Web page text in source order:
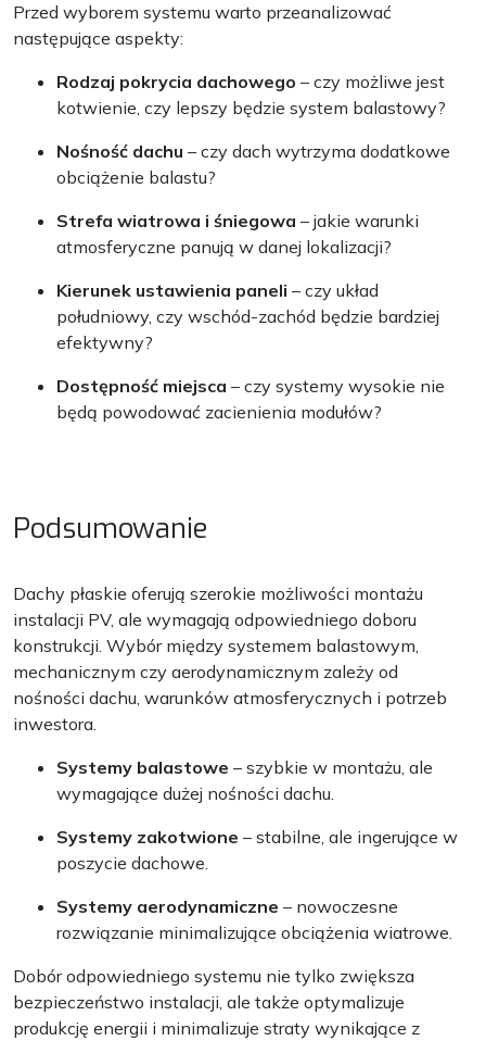
Przed wyborem systemu warto przeanalizować
następujące aspekty:
Rodzaj pokrycia dachowego – czy możliwe jest
kotwienie, czy lepszy będzie system balastowy?
Nośność dachu – czy dach wytrzyma dodatkowe
obciążenie balastu?
Strefa wiatrowa i śniegowa – jakie warunki
atmosferyczne panują w danej lokalizacji?
Kierunek ustawienia paneli – czy układ
południowy, czy wschód-zachód będzie bardziej
efektywny?
Dostępność miejsca – czy systemy wysokie nie
będą powodować zacienienia modułów?
Podsumowanie
Dachy płaskie oferują szerokie możliwości montażu
instalacji PV, ale wymagają odpowiedniego doboru
konstrukcji. Wybór między systemem balastowym,
mechanicznym czy aerodynamicznym zależy od
nośności dachu, warunków atmosferycznych i potrzeb
inwestora.
Systemy balastowe – szybkie w montażu, ale
wymagające dużej nośności dachu.
Systemy zakotwione – stabilne, ale ingerujące w
poszycie dachowe.
Systemy aerodynamiczne – nowoczesne
rozwiązanie minimalizujące obciążenia wiatrowe.
Dobór odpowiedniego systemu nie tylko zwiększa
bezpieczeństwo instalacji, ale także optymalizuje
produkcję energii i minimalizuje straty wynikające z